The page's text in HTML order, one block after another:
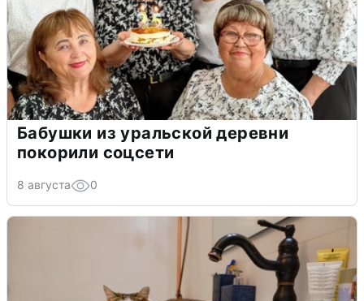
Бабушки из уральской деревни
покорили соцсети
8 августа 0